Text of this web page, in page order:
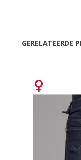
GERELATEERDE